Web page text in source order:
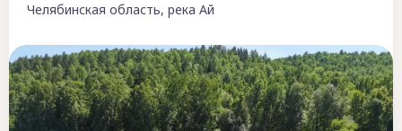
Челябинская область, река Ай